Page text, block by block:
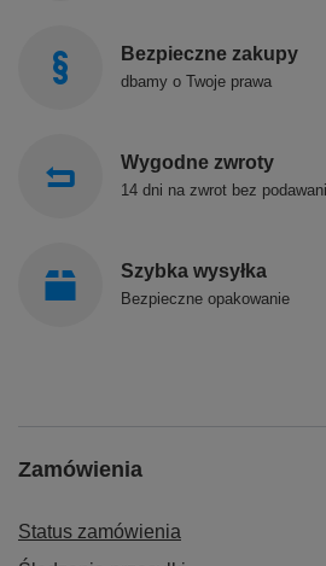
Bezpieczne zakupy
dbamy o Twoje prawa
Wygodne zwroty
14 dni na zwrot bez
Szybka wysyłka
Bezpieczne opakowanie
Zamówienia
Status zamówienia